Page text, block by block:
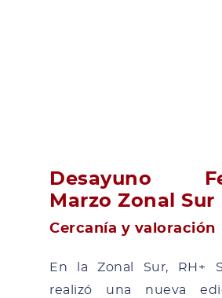
Desayuno
Marzo Zonal Sur
Cercanía y valoración
En la Zonal Sur, RH+
realizó una nueva